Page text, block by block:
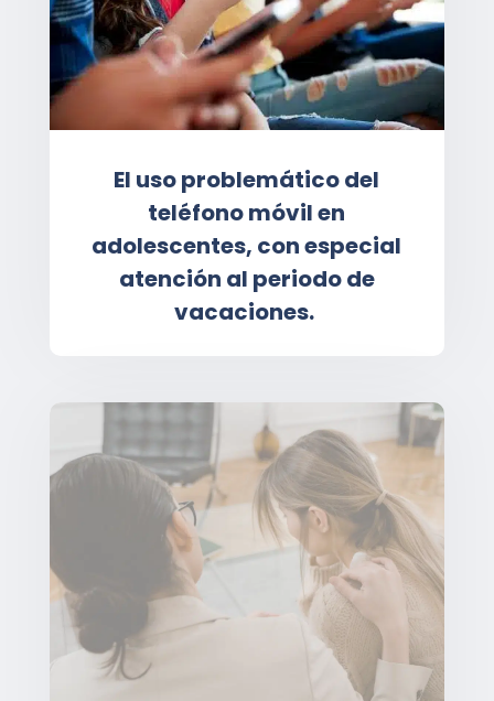
El uso problemático del
teléfono móvil en
adolescentes, con especial
atención al periodo de
vacaciones.